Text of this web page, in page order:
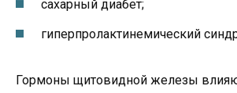
сахарный диабет;
гиперпролактинемический
Гормоны щитовидной железы